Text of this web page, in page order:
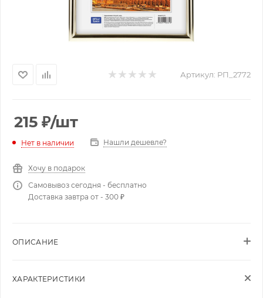
Артикул: РП_2772
215 ₽/шт
Нет в наличии Нашли дешевле?
Хочу в подарок
Самовывоз сегодня - бесплатно
Доставка завтра от - 300 ₽
ОПИСАНИЕ
ХАРАКТЕРИСТИКИ